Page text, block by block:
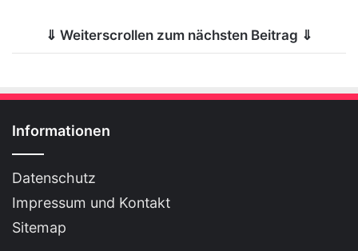
⇓ Weiterscrollen zum nächsten Beitrag ⇓
Informationen
Datenschutz
Impressum und Kontakt
Sitemap